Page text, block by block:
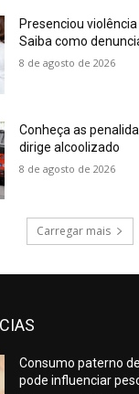
Presenciou
Saiba como
8 de agosto de 2026
Conheça as
dirige alcoolizado
8 de agosto de 2026
Carregar mais
Consumo paterno
pode influenciar